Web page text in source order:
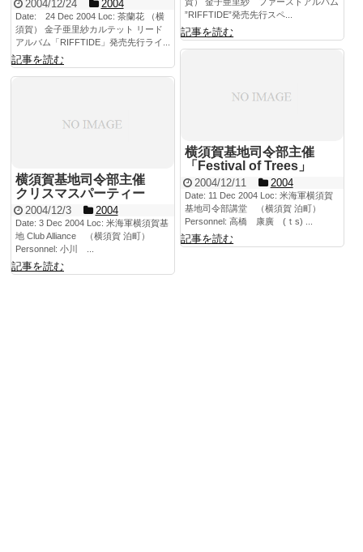
2004/12/24 2004
Date: 24 Dec 2004 Loc: 茶蘭花 （横
須賀） 金子亜里紗カルテット リード
アルバム「RIFFTIDE」発売先行ライ...
記事を読む
”RIFFTIDE”発売先行スペ...
記事を読む
横須賀基地司令部主催
「Festival of Trees」
2004/12/11 2004
Date: 11 Dec 2004 Loc: 米海軍横須賀
基地司令部講堂 （横須賀 泊町）
Personnel: 高橋 康廣 (ｔs) ...
記事を読む
横須賀基地司令部主催
クリスマスパーティー
2004/12/3 2004
Date: 3 Dec 2004 Loc: 米海軍横須賀基
地 Club Alliance （横須賀 泊町）
Personnel: 小川 ...
記事を読む